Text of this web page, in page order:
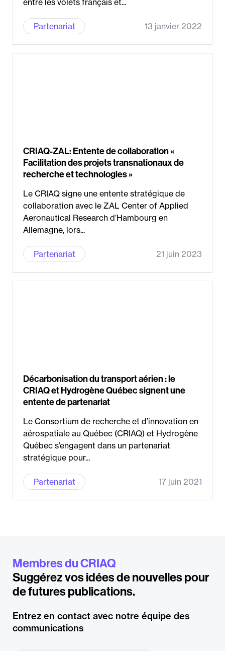
Partenariat 13 janvier 2022
CRIAQ-ZAL: Entente de collaboration «
Facilitation des projets transnationaux de
recherche et technologies »
Le CRIAQ signe une entente stratégique de
collaboration avec le ZAL Center of Applied
Aeronautical Research d’Hambourg en
Allemagne, lors...
Partenariat 21 juin 2023
Décarbonisation du transport aérien : le
CRIAQ et Hydrogène Québec signent une
entente de partenariat
Le Consortium de recherche et d’innovation en
aérospatiale au Québec (CRIAQ) et Hydrogène
Québec s’engagent dans un partenariat
stratégique pour...
Partenariat 17 juin 2021
Membres du CRIAQ
Suggérez vos idées de nouvelles pour
de futures publications.
Entrez en contact avec notre équipe des
communications